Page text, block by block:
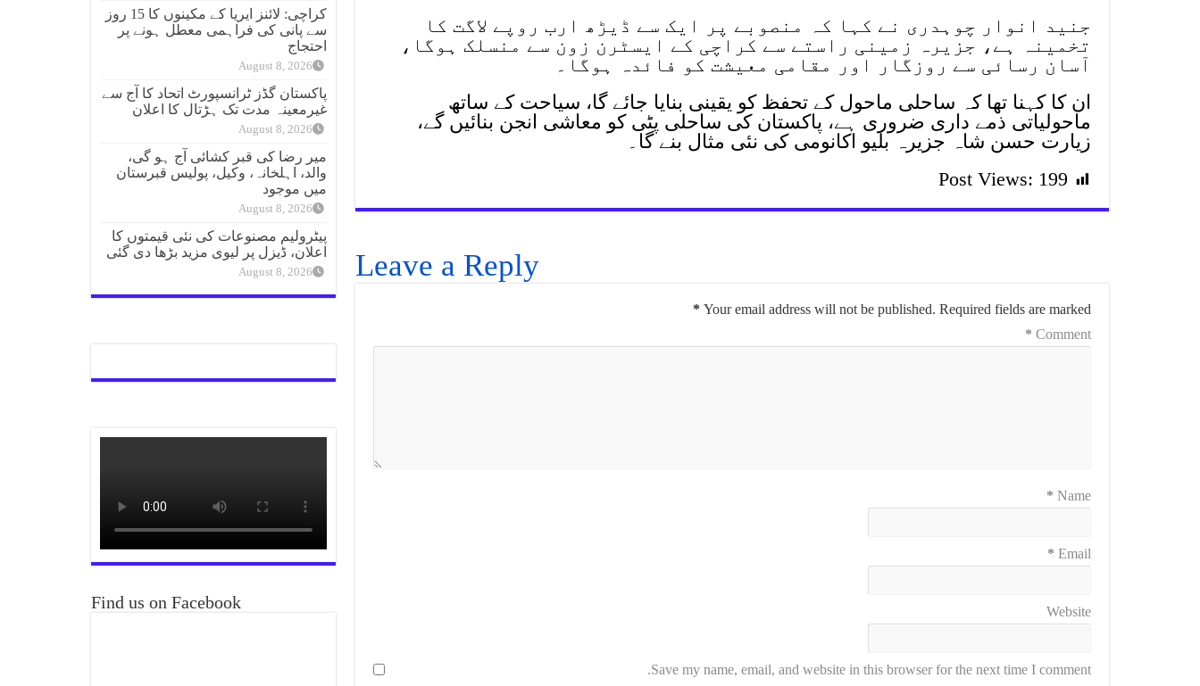
جنید انوار چوہدری نے کہا کہ منصوبے پر ایک سے ڈیڑھ ارب روپے لاگت کا
تخمینہ ہے، جزیرہ زمینی راستے سے کراچی کے ایسٹرن زون سے منسلک ہوگا،
آسان رسائی سے روزگار اور مقامی معیشت کو فائدہ ہوگا۔
ان کا کہنا تھا کہ ساحلی ماحول کے تحفظ کو یقینی بنایا جائے گا، سیاحت کے ساتھ
ماحولیاتی ذمے داری ضروری ہے، پاکستان کی ساحلی پٹی کو معاشی انجن بنائیں گے،
زیارت حسن شاہ جزیرہ بلیو اکانومی کی نئی مثال بنے گا۔
Post Views: 199
Leave a Reply
Your email address will not be published. Required fields are marked
*
Comment
*
Name
*
Email
*
Website
Save my name, email, and website in this browser for the next time I comment.
کراچی: لائنز ایریا کے مکینوں کا 15 روز
سے پانی کی فراہمی معطل ہونے پر
احتجاج
August 8, 2026
پاکستان گڈز ٹرانسپورٹ اتحاد کا آج سے
غیرمعینہ مدت تک ہڑتال کا اعلان
August 8, 2026
میر رضا کی قبر کشائی آج ہو گی،
والد، اہلخانہ، وکیل، پولیس قبرستان
میں موجود
August 8, 2026
پیٹرولیم مصنوعات کی نئی قیمتوں کا
اعلان، ڈیزل پر لیوی مزید بڑھا دی گئی
August 8, 2026
Find us on Facebook